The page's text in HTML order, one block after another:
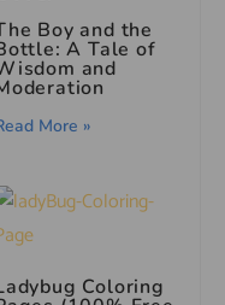
Boy and the
A Tale of
and
More »
Coloring